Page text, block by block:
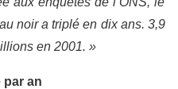
noir a triplé en dix ans. 3,9
en 2001. »
par an